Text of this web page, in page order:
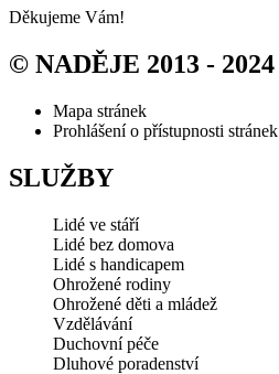
Děkujeme Vám!
© NADĚJE 2013 - 2024
Mapa stránek
Prohlášení o přístupnosti stránek
SLUŽBY
Lidé ve stáří
Lidé bez domova
Lidé s handicapem
Ohrožené rodiny
Ohrožené děti a mládež
Vzdělávání
Duchovní péče
Dluhové poradenství